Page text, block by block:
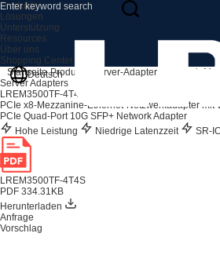
Produkte
Lösungen
Unterstützung
Resources
Über uns
Shopping Center
Deutsch
Startseite Produkte Server-Adapter Netzwerk-
Server Adapters
LREM3500TF-4T4S
PCIe x8-Mezzanine-Ethernet-Netzwerkadapter
PCIe Quad-Port 10G SFP+ Network Adapter
Hohe Leistung
Niedrige Latenzzeit SR-
LREM3500TF-4T4S
PDF 334.31KB
Herunterladen
Anfrage
Vorschlag